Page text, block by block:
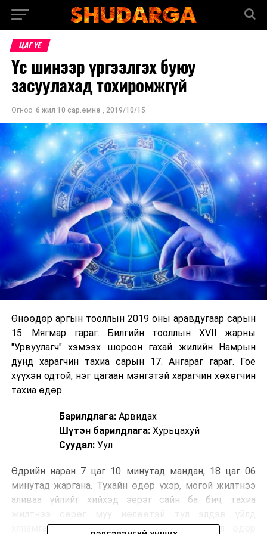
ЦАГ ҮЕ
Үс шинээр үргээлгэх буюу
засуулахад тохиромжгүй
Огноо: 6 жил 10 сар.өмнө , 2019/10/15
Өнөөдөр аргын тооллын 2019 оны аравдугаар сарын
15. Мягмар гараг. Билгийн тооллын XVII жарны
"Урвуулагч" хэмээх шороон гахай жилийн Намрын
дунд харагчин тахиа сарын 17. Ангараг гараг. Гоё
хүүхэн одтой, нэг цагаан мэнгэтэй харагчин хөхөгчин
тахиа өдөр.
Барилдлага:Арвидах
Шүтэн барилдлага:Хурьцахуй
Суудал:Уул
Өдрийн наран 7 цаг 10 минутад мандан, 18 цаг 06
минутад жаргана. Тухайн өдөр үхэр, могой жилтнээ
аливаа үйлийг хийхэд эерэг сайн ба бич, тахиа
хянамгай хандаж, биеэ энхрийлүүштэй. Эл өдөр